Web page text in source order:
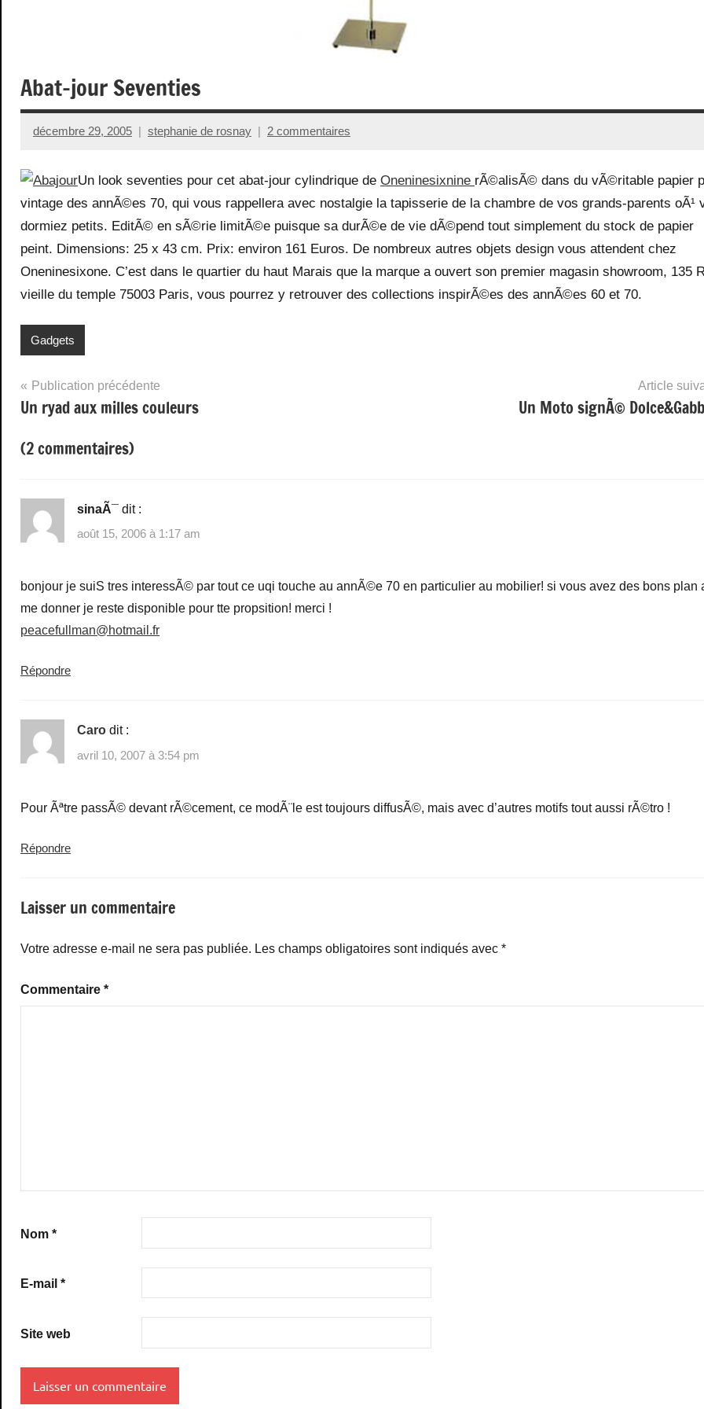
Abat-jour Seventies
décembre 29, 2005 stephanie de rosnay 2 commentaires
Un look seventies pour cet abat-jour cylindrique de Oneninesixnine rÃ©alisÃ© dans du vÃ©ritable papier
vintage des annÃ©es 70, qui vous rappellera avec nostalgie la tapisserie de la chambre de vos grands-parents oÃ¹
dormiez petits. EditÃ© en sÃ©rie limitÃ©e puisque sa durÃ©e de vie dÃ©pend tout simplement du stock de papier
peint. Dimensions: 25 x 43 cm. Prix: environ 161 Euros. De nombreux autres objets design vous attendent chez
Oneninesixone. C’est dans le quartier du haut Marais que la marque a ouvert son premier magasin showroom, 135
vieille du temple 75003 Paris, vous pourrez y retrouver des collections inspirÃ©es des annÃ©es 60 et 70.
Gadgets
Navigation
de
l’article
Publication précédente
Un ryad aux milles couleurs
Article
Un Moto signÃ©
(2 commentaires)
sinaÃ¯ dit :
août 15, 2006 à 1:17 am
bonjour je suiS tres interessÃ© par tout ce uqi touche au annÃ©e 70 en particulier au mobilier! si vous avez des bons plan
me donner je reste disponible pour tte propsition! merci !
peacefullman@hotmail.fr
Répondre
Caro dit :
avril 10, 2007 à 3:54 pm
Pour Ãªtre passÃ© devant rÃ©cement, ce modÃ¨le est toujours diffusÃ©, mais avec d’autres motifs tout aussi rÃ©tro !
Répondre
Laisser un commentaire
Votre adresse e-mail ne sera pas publiée. Les champs obligatoires sont indiqués avec *
Commentaire *
Nom *
E-mail *
Site web